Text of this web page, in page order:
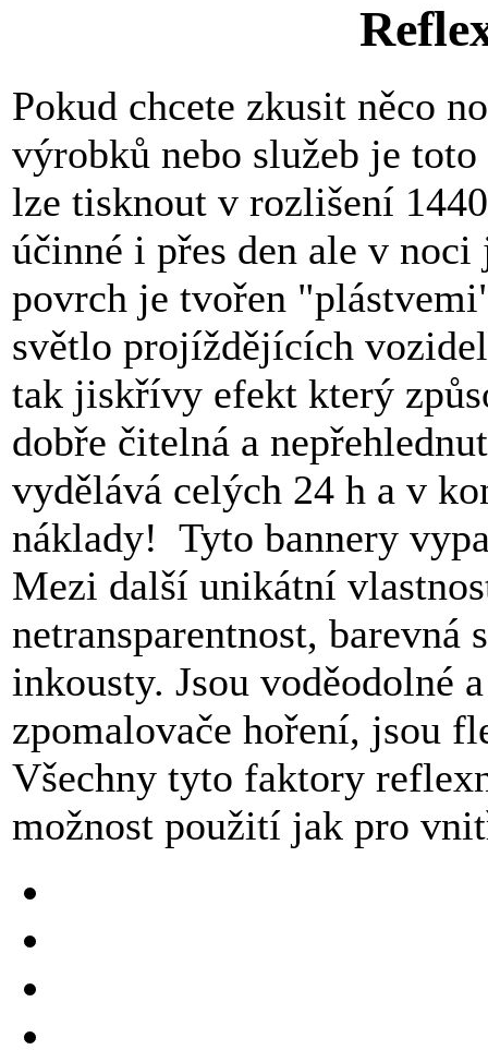
Pokud chcete zkusit něco
výrobků nebo služeb je
lze tisknout v rozlišení
účinné i přes den ale v
povrch je tvořen
světlo projíždějících
tak jiskřívy efekt který
dobře čitelná a
vydělává celých 24 h a v
náklady! Tyto bannery
Mezi další unikátní
netransparentnost,
inkousty. Jsou voděodolné
zpomalovače hoření, jsou
Všechny tyto faktory
možnost použití jak pro